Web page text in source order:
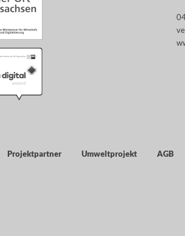
Projektpartner Umweltprojekt AGB